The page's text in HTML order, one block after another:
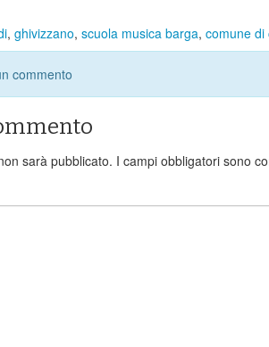
, ghivizzano, scuola musica barga, comune di
commento
sarà pubblicato. I campi obbligatori sono